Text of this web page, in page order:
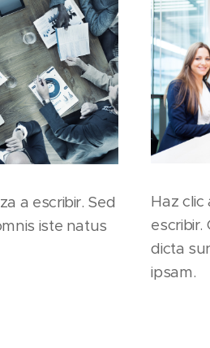
a escribir. Sed
iste natus
Haz clic
escribir.
dicta
ipsam.